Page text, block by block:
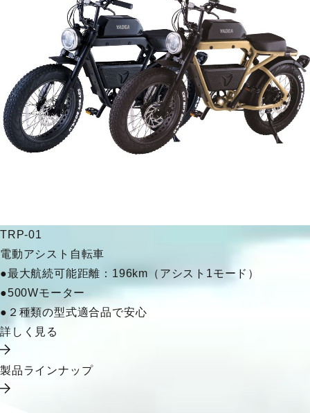
TRP-01
電動アシスト自転車
●最大航続可能距離：196km（アシスト1モード）
●500Wモーター
●２種類の型式適合品で安心
詳しく見る
製品ラインナップ